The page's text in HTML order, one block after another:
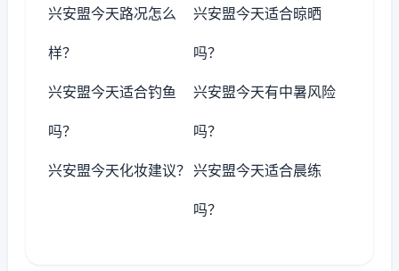
兴安盟今天路况怎么
样？
兴安盟今天适合晾晒
吗？
兴安盟今天适合钓鱼
吗？
兴安盟今天有中暑风险
吗？
兴安盟今天化妆建议？ 兴安盟今天适合晨练
吗？